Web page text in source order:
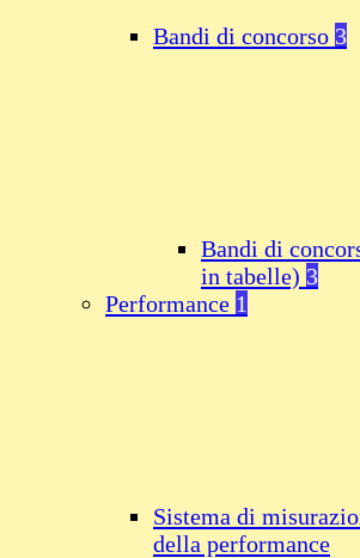
Bandi di concorso 3
Bandi di
in tabelle) 3
Performance 1
Sistema di
della performance